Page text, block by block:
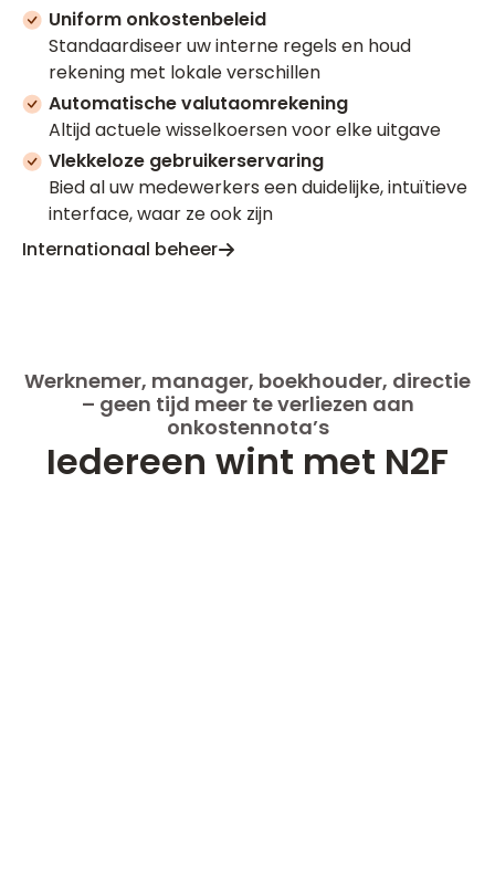
Uniform onkostenbeleid
Standaardiseer uw interne regels en houd
rekening met lokale verschillen
Automatische valutaomrekening
Altijd actuele wisselkoersen voor elke uitgave
Vlekkeloze gebruikerservaring
Bied al uw medewerkers een duidelijke, intuïtieve
interface, waar ze ook zijn
Internationaal beheer
Werknemer, manager, boekhouder, directie
– geen tijd meer te verliezen aan
onkostennota’s
Iedereen wint met N2F